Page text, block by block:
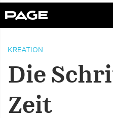
KREATION
Die
Zeit